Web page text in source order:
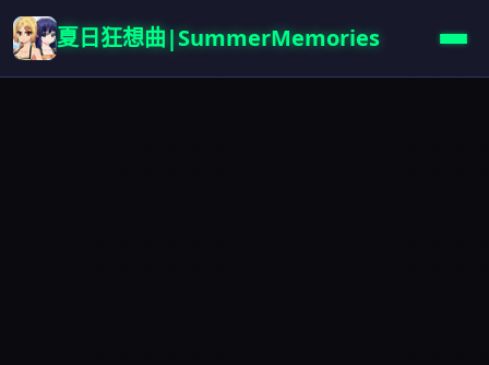
夏日狂想曲|SummerMemories